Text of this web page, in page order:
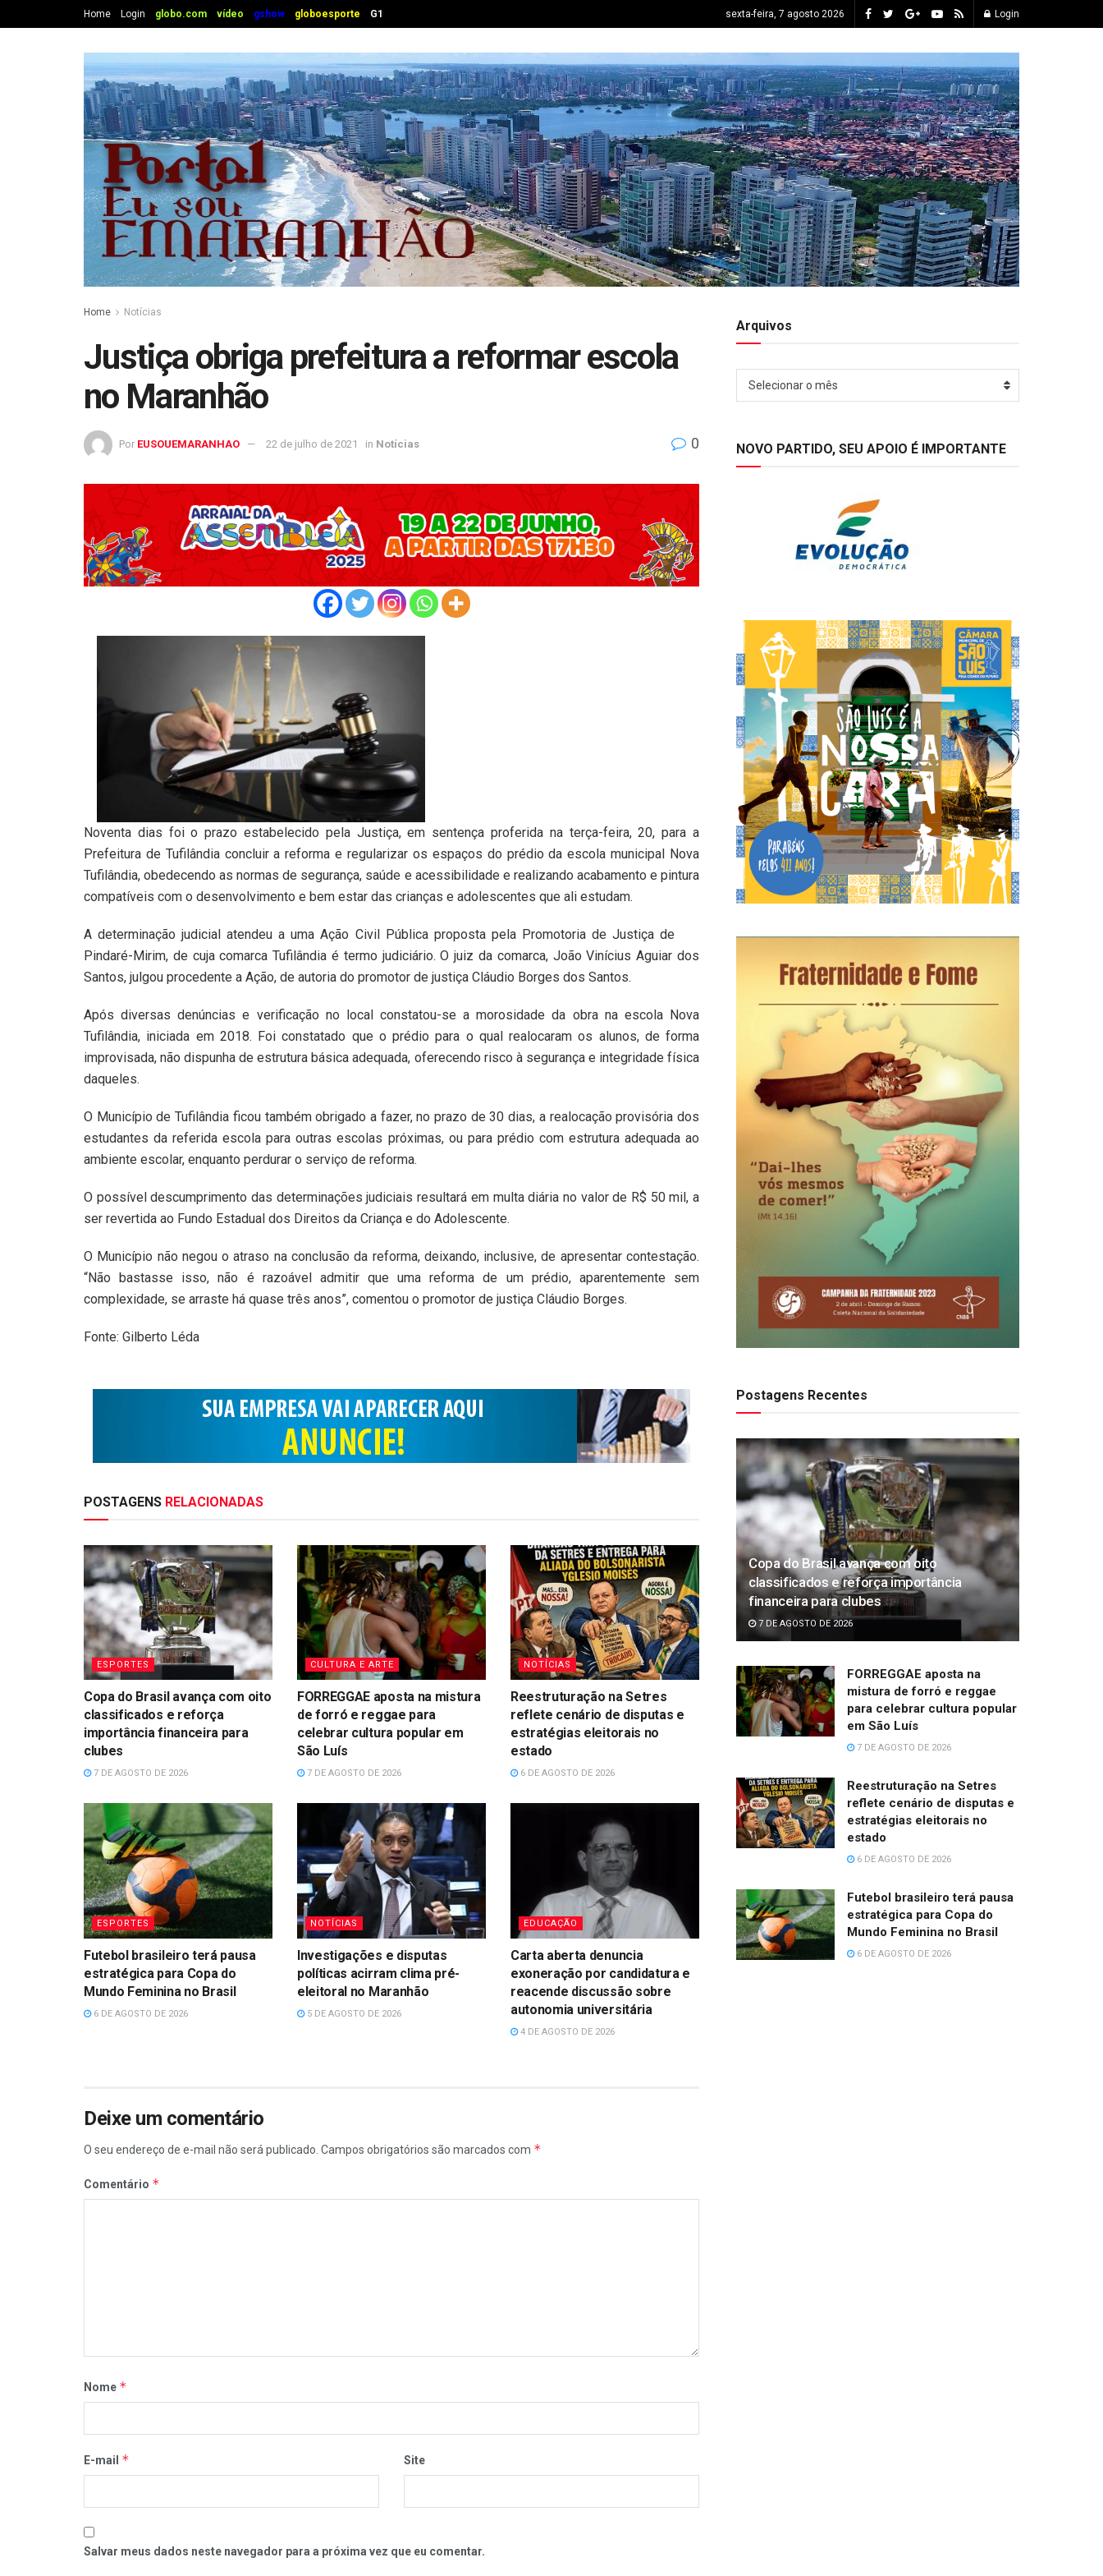
Home Login globo.com vídeo gshow globoesporte G1 sexta-feira, 7 agosto 2026 Login
Home Notícias
Justiça obriga prefeitura a reformar escola
no Maranhão
Por EUSOUEMARANHAO 22 de julho de 2021 in Notícias 0
Noventa dias foi o prazo estabelecido pela Justiça, em sentença proferida na terça-feira, 20, para a
Prefeitura de Tufilândia concluir a reforma e regularizar os espaços do prédio da escola municipal Nova
Tufilândia, obedecendo as normas de segurança, saúde e acessibilidade e realizando acabamento e pintura
compatíveis com o desenvolvimento e bem estar das crianças e adolescentes que ali estudam.
A determinação judicial atendeu a uma Ação Civil Pública proposta pela Promotoria de Justiça de
Pindaré-Mirim, de cuja comarca Tufilândia é termo judiciário. O juiz da comarca, João Vinícius Aguiar dos
Santos, julgou procedente a Ação, de autoria do promotor de justiça Cláudio Borges dos Santos.
Após diversas denúncias e verificação no local constatou-se a morosidade da obra na escola Nova
Tufilândia, iniciada em 2018. Foi constatado que o prédio para o qual realocaram os alunos, de forma
improvisada, não dispunha de estrutura básica adequada, oferecendo risco à segurança e integridade física
daqueles.
O Município de Tufilândia ficou também obrigado a fazer, no prazo de 30 dias, a realocação provisória dos
estudantes da referida escola para outras escolas próximas, ou para prédio com estrutura adequada ao
ambiente escolar, enquanto perdurar o serviço de reforma.
O possível descumprimento das determinações judiciais resultará em multa diária no valor de R$ 50 mil, a
ser revertida ao Fundo Estadual dos Direitos da Criança e do Adolescente.
O Município não negou o atraso na conclusão da reforma, deixando, inclusive, de apresentar contestação.
“Não bastasse isso, não é razoável admitir que uma reforma de um prédio, aparentemente sem
complexidade, se arraste há quase três anos”, comentou o promotor de justiça Cláudio Borges.
Fonte: Gilberto Léda
POSTAGENS RELACIONADAS
ESPORTES
Copa do Brasil avança com oito
classificados e reforça
importância financeira para
clubes
7 DE AGOSTO DE 2026
CULTURA E ARTE
FORREGGAE aposta na mistura
de forró e reggae para
celebrar cultura popular em
São Luís
7 DE AGOSTO DE 2026
NOTÍCIAS
Reestruturação na Setres
reflete cenário de disputas e
estratégias eleitorais no
estado
6 DE AGOSTO DE 2026
ESPORTES
Futebol brasileiro terá pausa
estratégica para Copa do
Mundo Feminina no Brasil
6 DE AGOSTO DE 2026
NOTÍCIAS
Investigações e disputas
políticas acirram clima pré-
eleitoral no Maranhão
5 DE AGOSTO DE 2026
EDUCAÇÃO
Carta aberta denuncia
exoneração por candidatura e
reacende discussão sobre
autonomia universitária
4 DE AGOSTO DE 2026
Deixe um comentário
O seu endereço de e-mail não será publicado. Campos obrigatórios são marcados com *
Comentário *
Nome *
E-mail * Site
Salvar meus dados neste navegador para a próxima vez que eu comentar.
Arquivos
Selecionar o mês
NOVO PARTIDO, SEU APOIO É IMPORTANTE
Postagens Recentes
Copa do Brasil avança com oito
classificados e reforça importância
financeira para clubes
7 DE AGOSTO DE 2026
FORREGGAE aposta na
mistura de forró e reggae
para celebrar cultura popular
em São Luís
7 DE AGOSTO DE 2026
Reestruturação na Setres
reflete cenário de disputas e
estratégias eleitorais no
estado
6 DE AGOSTO DE 2026
Futebol brasileiro terá pausa
estratégica para Copa do
Mundo Feminina no Brasil
6 DE AGOSTO DE 2026